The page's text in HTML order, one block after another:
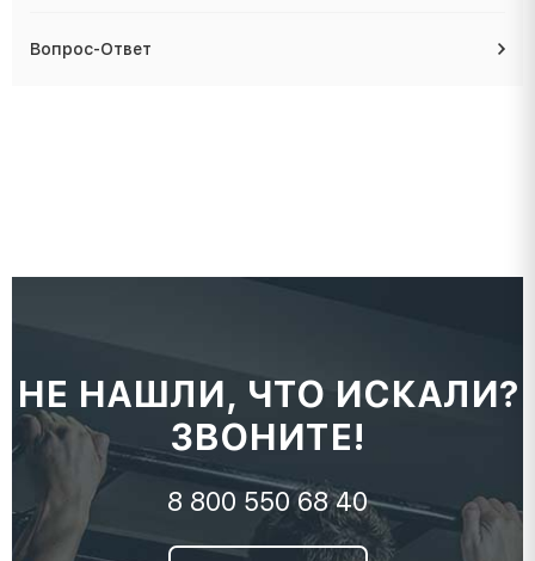
Вопрос-Ответ
НЕ НАШЛИ, ЧТО ИСКАЛИ?
ЗВОНИТЕ!
8 800 550 68 40